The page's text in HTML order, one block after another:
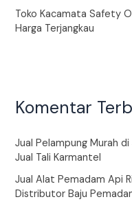
Toko Kacamata Safety
Harga Terjangkau
Komentar
Jual Pelampung Murah
Jual Tali Karmantel
Jual Alat Pemadam Api
Distributor Baju